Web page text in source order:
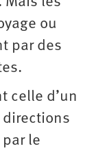
ou
par des
celle d’un
directions
le